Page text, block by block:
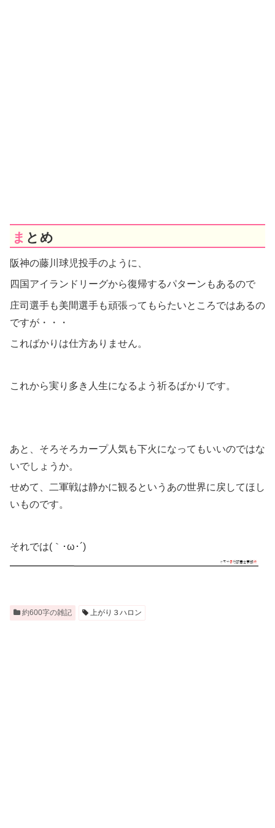
まとめ
阪神の藤川球児投手のように、
四国アイランドリーグから復帰するパターンもあるので
庄司選手も美間選手も頑張ってもらたいところではあるの
ですが・・・
こればかりは仕方ありません。
これから実り多き人生になるよう祈るばかりです。
あと、そろそろカープ人気も下火になってもいいのではな
いでしょうか。
せめて、二軍戦は静かに観るというあの世界に戻してほし
いものです。
それでは(｀･ω･´)ゞ
約600字の雑記 上がり３ハロン